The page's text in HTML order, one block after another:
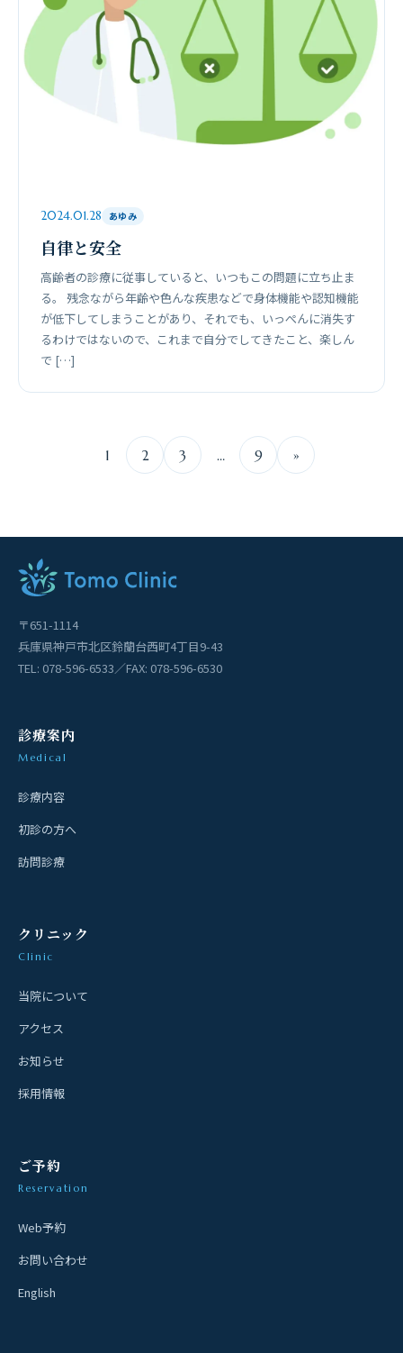
2024.01.28 あゆみ
自律と安全
高齢者の診療に従事していると、いつもこの問題に立ち止ま
る。 残念ながら年齢や色んな疾患などで身体機能や認知機能
が低下してしまうことがあり、それでも、いっぺんに消失す
るわけではないので、これまで自分でしてきたこと、楽しん
で […]
1 2 3 … 9 »
〒651-1114
兵庫県神戸市北区鈴蘭台西町4丁目9-43
TEL: 078-596-6533／FAX: 078-596-6530
診療案内
Medical
診療内容
初診の方へ
訪問診療
クリニック
Clinic
当院について
アクセス
お知らせ
採用情報
ご予約
Reservation
Web予約
お問い合わせ
English